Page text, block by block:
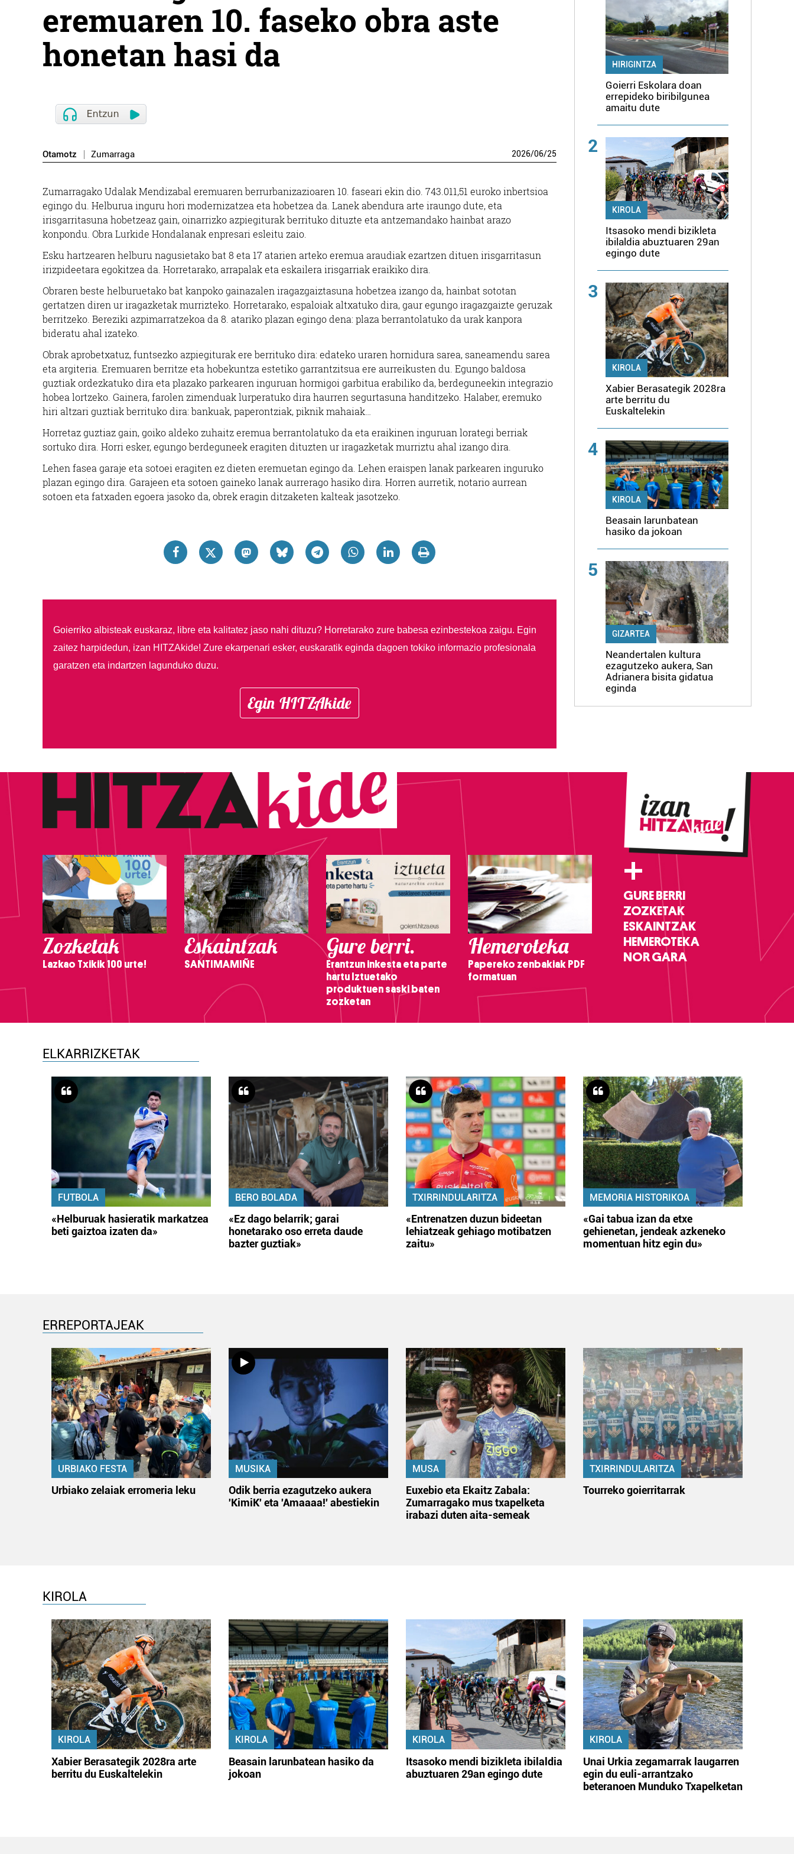
eremuaren 10. faseko obra aste
honetan hasi da
Otamotz Zumarraga 2026/06/25
Zumarragako Udalak Mendizabal eremuaren berrurbanizazioaren 10. faseari ekin dio. 743.011,51 euroko inbertsioa
egingo du. Helburua inguru hori modernizatzea eta hobetzea da. Lanek abendura arte iraungo dute, eta
irisgarritasuna hobetzeaz gain, oinarrizko azpiegiturak berrituko dituzte eta antzemandako hainbat arazo
konpondu. Obra Lurkide Hondalanak enpresari esleitu zaio.
Esku hartzearen helburu nagusietako bat 8 eta 17 atarien arteko eremua araudiak ezartzen dituen irisgarritasun
irizpideetara egokitzea da. Horretarako, arrapalak eta eskailera irisgarriak eraikiko dira.
Obraren beste helburuetako bat kanpoko gainazalen iragazgaiztasuna hobetzea izango da, hainbat sototan
gertatzen diren ur iragazketak murrizteko. Horretarako, espaloiak altxatuko dira, gaur egungo iragazgaizte geruzak
berritzeko. Bereziki azpimarratzekoa da 8. atariko plazan egingo dena: plaza berrantolatuko da urak kanpora
bideratu ahal izateko.
Obrak aprobetxatuz, funtsezko azpiegiturak ere berrituko dira: edateko uraren hornidura sarea, saneamendu sarea
eta argiteria. Eremuaren berritze eta hobekuntza estetiko garrantzitsua ere aurreikusten du. Egungo baldosa
guztiak ordezkatuko dira eta plazako parkearen inguruan hormigoi garbitua erabiliko da, berdeguneekin integrazio
hobea lortzeko. Gainera, farolen zimenduak lurperatuko dira haurren segurtasuna handitzeko. Halaber, eremuko
hiri altzari guztiak berrituko dira: bankuak, paperontziak, piknik mahaiak…
Horretaz guztiaz gain, goiko aldeko zuhaitz eremua berrantolatuko da eta eraikinen inguruan lorategi berriak
sortuko dira. Horri esker, egungo berdeguneek eragiten dituzten ur iragazketak murriztu ahal izango dira.
Lehen fasea garaje eta sotoei eragiten ez dieten eremuetan egingo da. Lehen eraispen lanak parkearen inguruko
plazan egingo dira. Garajeen eta sotoen gaineko lanak aurrerago hasiko dira. Horren aurretik, notario aurrean
sotoen eta fatxaden egoera jasoko da, obrek eragin ditzaketen kalteak jasotzeko.
Goierriko albisteak euskaraz, libre eta kalitatez jaso nahi dituzu? Horretarako zure babesa ezinbestekoa zaigu. Egin
zaitez harpidedun, izan HITZAkide! Zure ekarpenari esker, euskaratik eginda dagoen tokiko informazio profesionala
garatzen eta indartzen lagunduko duzu.
Egin HITZAkide
HIRIGINTZA
Goierri Eskolara doan
errepideko biribilgunea
amaitu dute
2
KIROLA
Itsasoko mendi bizikleta
ibilaldia abuztuaren 29an
egingo dute
3
KIROLA
Xabier Berasategik 2028ra
arte berritu du
Euskaltelekin
4
KIROLA
Beasain larunbatean
hasiko da jokoan
5
GIZARTEA
Neandertalen kultura
ezagutzeko aukera, San
Adrianera bisita gidatua
eginda
Zozketak
Lazkao Txikik 100 urte!
Eskaintzak
SANTIMAMIÑE
Gure berri.
Erantzun inkesta eta parte
hartu Iztuetako
produktuen saski baten
zozketan
Hemeroteka
Papereko zenbakiak PDF
formatuan
+
GURE BERRI
ZOZKETAK
ESKAINTZAK
HEMEROTEKA
NOR GARA
ELKARRIZKETAK
FUTBOLA
«Helburuak hasieratik markatzea
beti gaiztoa izaten da»
BERO BOLADA
«Ez dago belarrik; garai
honetarako oso erreta daude
bazter guztiak»
TXIRRINDULARITZA
«Entrenatzen duzun bideetan
lehiatzeak gehiago motibatzen
zaitu»
MEMORIA HISTORIKOA
«Gai tabua izan da etxe
gehienetan, jendeak azkeneko
momentuan hitz egin du»
ERREPORTAJEAK
URBIAKO FESTA
Urbiako zelaiak erromeria leku
MUSIKA
Odik berria ezagutzeko aukera
'KimiK' eta 'Amaaaa!' abestiekin
MUSA
Euxebio eta Ekaitz Zabala:
Zumarragako mus txapelketa
irabazi duten aita-semeak
TXIRRINDULARITZA
Tourreko goierritarrak
KIROLA
KIROLA
Xabier Berasategik 2028ra arte
berritu du Euskaltelekin
KIROLA
Beasain larunbatean hasiko da
jokoan
KIROLA
Itsasoko mendi bizikleta ibilaldia
abuztuaren 29an egingo dute
KIROLA
Unai Urkia zegamarrak laugarren
egin du euli-arrantzako
beteranoen Munduko Txapelketan